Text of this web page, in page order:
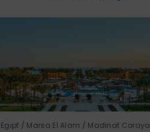
Egipt / Marsa El Alam / Madinat Coraya